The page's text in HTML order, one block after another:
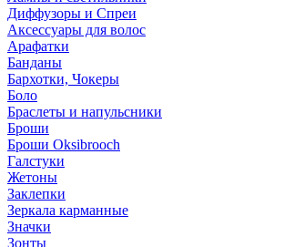
Диффузоры и Спреи
Аксессуары для волос
Арафатки
Банданы
Бархотки, Чокеры
Боло
Браслеты и напульсники
Броши
Броши Oksibrooch
Галстуки
Жетоны
Заклепки
Зеркала карманные
Значки
Зонты